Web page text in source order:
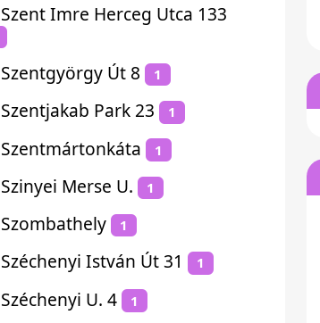
Szent Imre Herceg Utca 133
Szentgyörgy Út 8 1
Szentjakab Park 23 1
Szentmártonkáta 1
Szinyei Merse U. 1
Szombathely 1
Széchenyi István Út 31 1
Széchenyi U. 4 1